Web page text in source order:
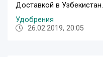
Доставкой в Узбекистан.
Удобрения
26.02.2019, 20:05